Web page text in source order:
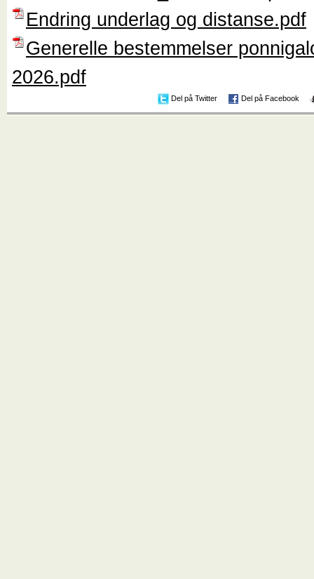
Endring underlag og distanse.pdf
Generelle bestemmelser
2026.pdf
Del på Twitter Del på Facebook